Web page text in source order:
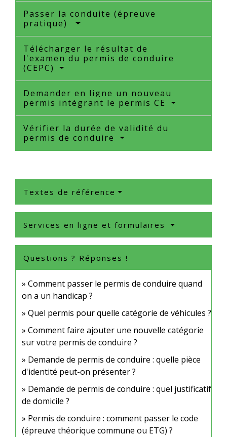
Passer la conduite (épreuve
pratique)
Télécharger le résultat de
l'examen du permis de conduire
(CEPC)
Demander en ligne un nouveau
permis intégrant le permis CE
Vérifier la durée de validité du
permis de conduire
Textes de référence
Services en ligne et formulaires
Questions ? Réponses !
Comment passer le permis de conduire quand
on a un handicap ?
Quel permis pour quelle catégorie de véhicules ?
Comment faire ajouter une nouvelle catégorie
sur votre permis de conduire ?
Demande de permis de conduire : quelle pièce
d'identité peut-on présenter ?
Demande de permis de conduire : quel justificatif
de domicile ?
Permis de conduire : comment passer le code
(épreuve théorique commune ou ETG) ?